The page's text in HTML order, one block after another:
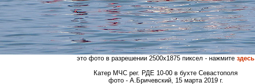
это фото в разрешении 2500х1875 пиксел - нажмите здесь
Катер МЧС рег. РДЕ 10-00 в бухте Севастополя
фото - А.Бричевский, 15 марта 2019 г.